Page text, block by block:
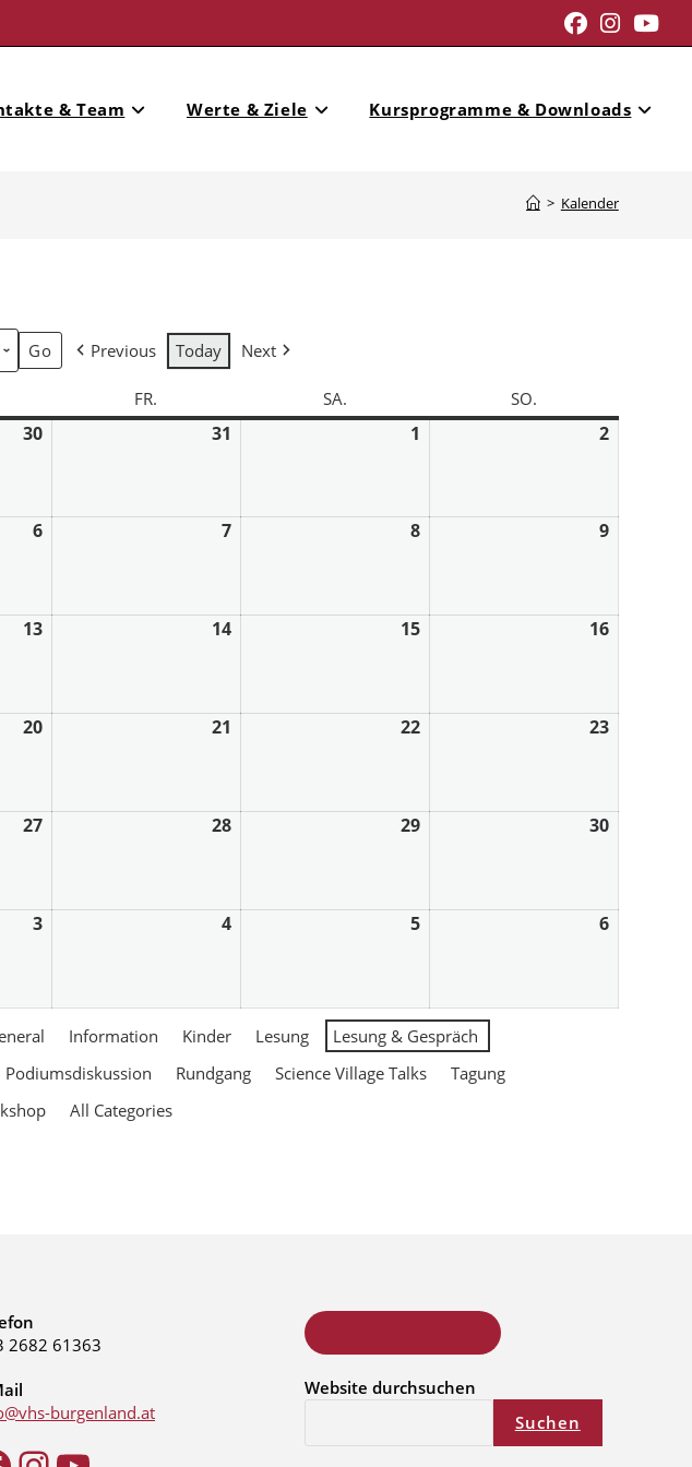
& Team Werte & Ziele Kursprogramme & Downloads
> Kalender
Previous Today Next
FR. SA. SO.
30 31 1 2
6 7 8 9
13 14 15 16
20 21 22 23
27 28 29 30
3 4 5 6
Information Kinder Lesung
Lesung & Gespräch
Podiumsdiskussion Rundgang Science Village Talks
Tagung
All Categories
2682 61363
burgenland.at
Website durchsuchen
Suchen